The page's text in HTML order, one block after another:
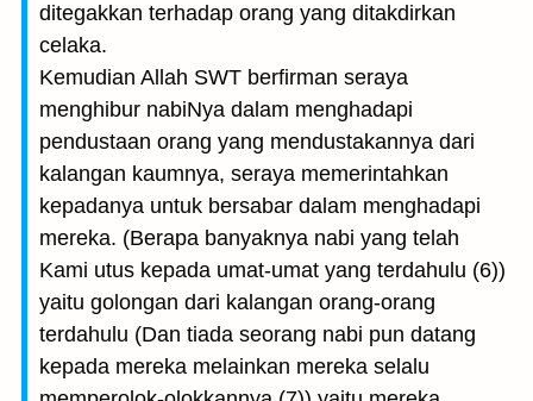
ditegakkan terhadap orang yang ditakdirkan
celaka.
Kemudian Allah SWT berfirman seraya
menghibur nabiNya dalam menghadapi
pendustaan orang yang mendustakannya dari
kalangan kaumnya, seraya memerintahkan
kepadanya untuk bersabar dalam menghadapi
mereka. (Berapa banyaknya nabi yang telah
Kami utus kepada umat-umat yang terdahulu (6))
yaitu golongan dari kalangan orang-orang
terdahulu (Dan tiada seorang nabi pun datang
kepada mereka melainkan mereka selalu